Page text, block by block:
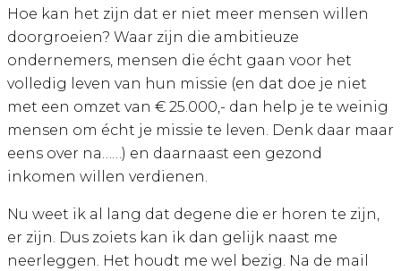
Hoe kan het zijn dat er niet meer mensen willen
doorgroeien? Waar zijn die ambitieuze
ondernemers, mensen die écht gaan voor het
volledig leven van hun missie (en dat doe je niet
met een omzet van € 25.000,- dan help je te weinig
mensen om écht je missie te leven. Denk daar maar
eens over na……) en daarnaast een gezond
inkomen willen verdienen.
Nu weet ik al lang dat degene die er horen te zijn,
er zijn. Dus zoiets kan ik dan gelijk naast me
neerleggen. Het houdt me wel bezig. Na de mail